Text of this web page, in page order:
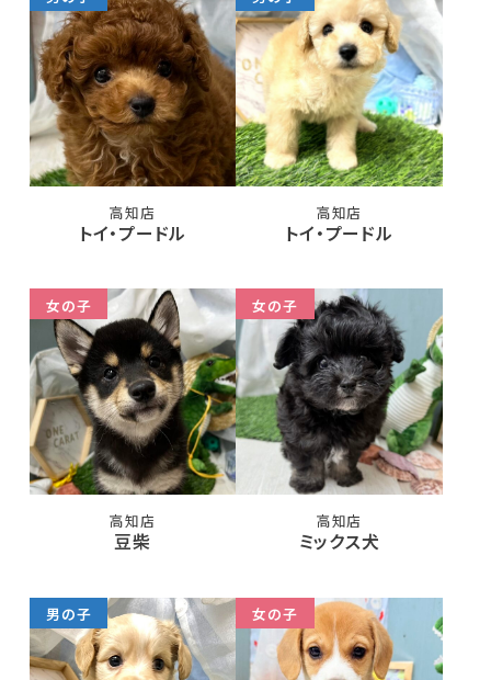
高知店
トイ・プードル
高知店
トイ・プードル
女の子
高知店
豆柴
女の子
高知店
ミックス犬
男の子 女の子